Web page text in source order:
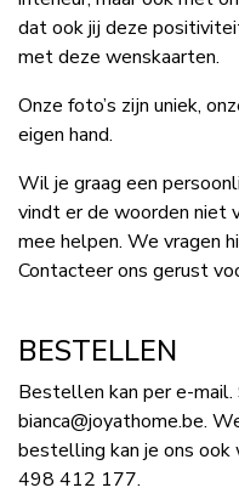
dat ook jij deze
met deze wenskaarten.
Onze foto’s zijn uniek,
eigen hand.
Wil je graag een
vindt er de woorden niet
mee helpen. We vragen
Contacteer ons gerust
BESTELLEN
Bestellen kan per e-
bianca@joyathome.be.
bestelling kan je ons
498 412 177.